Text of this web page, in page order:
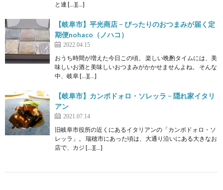
と連 […][…]
【岐阜市】平光商店 − ぴったりのおつまみが届く定
期便nohaco（ノハコ）
2022.04.15
おうち時間が増えた今日この頃。 楽しい晩酌タイムには、美
味しいお酒と美味しいおつまみがかかせませんよね。 そんな
中、岐阜 […][…]
【岐阜市】カンポドォロ・ソレッラ − 隠れ家イタリ
アン
2021.07.14
旧岐阜市役所の近くにあるイタリアンの「カンポドォロ・ソ
レッラ」。 瑞穂市にあった頃は、大通り沿いにある大きなお
店で、カジ […][…]